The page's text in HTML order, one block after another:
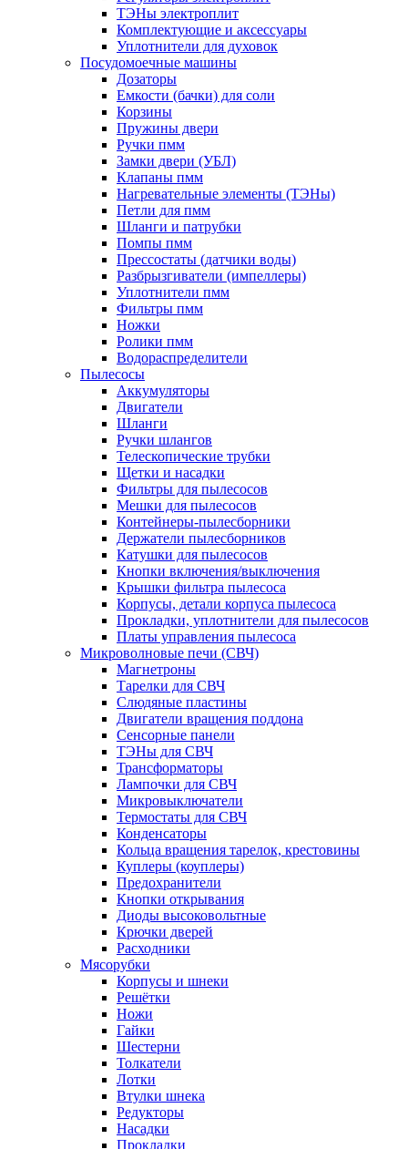
ТЭНы электроплит
Комплектующие и аксессуары
Уплотнители для духовок
Посудомоечные машины
Дозаторы
Емкости (бачки) для соли
Корзины
Пружины двери
Ручки пмм
Замки двери (УБЛ)
Клапаны пмм
Нагревательные элементы (ТЭНы)
Петли для пмм
Шланги и патрубки
Помпы пмм
Прессостаты (датчики воды)
Разбрызгиватели (импеллеры)
Уплотнители пмм
Фильтры пмм
Ножки
Ролики пмм
Водораспределители
Пылесосы
Аккумуляторы
Двигатели
Шланги
Ручки шлангов
Телескопические трубки
Щетки и насадки
Фильтры для пылесосов
Мешки для пылесосов
Контейнеры-пылесборники
Держатели пылесборников
Катушки для пылесосов
Кнопки включения/выключения
Крышки фильтра пылесоса
Корпусы, детали корпуса пылесоса
Прокладки, уплотнители для пылесосов
Платы управления пылесоса
Микроволновые печи (СВЧ)
Магнетроны
Тарелки для СВЧ
Слюдяные пластины
Двигатели вращения поддона
Сенсорные панели
ТЭНы для СВЧ
Трансформаторы
Лампочки для СВЧ
Микровыключатели
Термостаты для СВЧ
Конденсаторы
Кольца вращения тарелок, крестовины
Куплеры (коуплеры)
Предохранители
Кнопки открывания
Диоды высоковольтные
Крючки дверей
Расходники
Мясорубки
Корпусы и шнеки
Решётки
Ножи
Гайки
Шестерни
Толкатели
Лотки
Втулки шнека
Редукторы
Насадки
Прокладки